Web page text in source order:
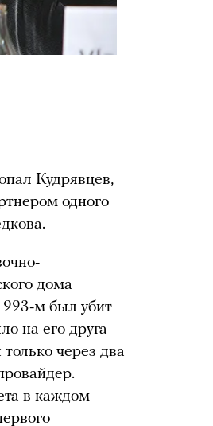
Кудрявцев,
одного
дома
м был убит
на его друга
через два
в каждом